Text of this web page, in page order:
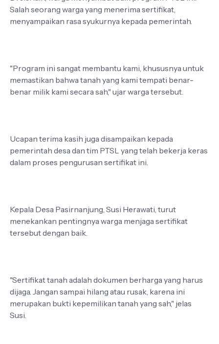
Salah seorang warga yang menerima sertifikat,
menyampaikan rasa syukurnya kepada pemerintah.
"Program ini sangat membantu kami, khususnya untuk
memastikan bahwa tanah yang kami tempati benar-
benar milik kami secara sah," ujar warga tersebut.
Ucapan terima kasih juga disampaikan kepada
pemerintah desa dan tim PTSL yang telah bekerja keras
dalam proses pengurusan sertifikat ini.
Kepala Desa Pasirnanjung, Susi Herawati, turut
menekankan pentingnya warga menjaga sertifikat
tersebut dengan baik.
"Sertifikat tanah adalah dokumen berharga yang harus
dijaga. Jangan sampai hilang atau rusak, karena ini
merupakan bukti kepemilikan tanah yang sah," jelas
Susi.